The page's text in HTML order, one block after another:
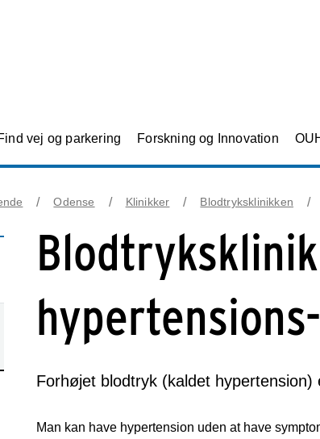
vej og parkering Forskning og Innovation
Odense Klinikker Blodtryksklinikken
Forhøjet blodtryk (kaldet
Man kan have hypertension uden at have